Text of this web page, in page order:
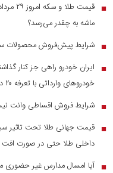
■
ماشه به چقدر می‌رسد؟
■ شرایط پیش‌فروش محصولات
■
ایران خودرو راهی جز کنار
خودرو‌های وارداتی با تعرفه ۲۰ درصد به زیر ۲ میلیارد می‌رسند
■ شرایط فروش اقساطی وانت
■ قیمت جهانی طلا تحت تاثیر
داخلی طلا حتی در صورت
■ آیا امسال مدارس غیر حضوری